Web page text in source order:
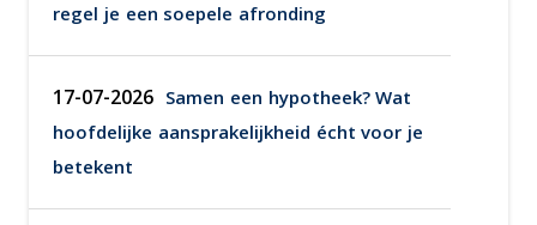
regel je een soepele afronding
17-07-2026 Samen een hypotheek? Wat
hoofdelijke aansprakelijkheid écht voor je
betekent